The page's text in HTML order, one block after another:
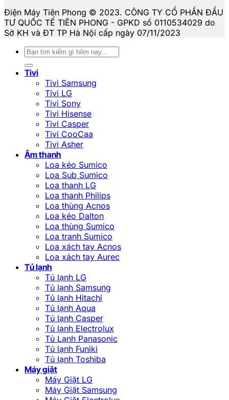
Điện Máy Tiên Phong © 2023. CÔNG TY CỔ PHẦN ĐẦU
TƯ QUỐC TẾ TIÊN PHONG - GPKD số 0110534029 do
Sở KH và ĐT TP Hà Nội cấp ngày 07/11/2023
Tìm
kiếm:
Tivi
Tivi Samsung
Tivi LG
Tivi Sony
Tivi Hisense
Tivi Casper
Tivi CooCaa
Tivi Asher
Âm thanh
Loa kéo Sumico
Loa Sub Sumico
Loa thanh LG
Loa thanh Philips
Loa thùng Acnos
Loa kéo Dalton
Loa thùng Sumico
Loa tranh Sumico
Loa xách tay Acnos
Loa xách tay Aurec
Tủ lạnh
Tủ lạnh LG
Tủ lạnh Samsung
Tủ lạnh Hitachi
Tủ lạnh Aqua
Tủ lạnh Casper
Tủ lạnh Electrolux
Tủ Lạnh Panasonic
Tủ lạnh Funiki
Tủ lạnh Toshiba
Máy giặt
Máy Giặt LG
Máy Giặt Samsung